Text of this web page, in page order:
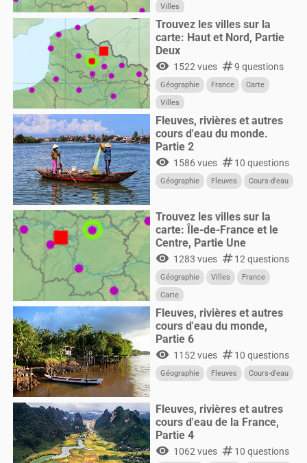
Villes
Trouvez les villes sur la
carte: Haut et Nord, Partie
Deux
visibility 1522 vues numbers9 questions
Géographie France
Carte
Villes
Fleuves, rivières et autres
cours d'eau du monde.
Partie 2
visibility 1586 vues numbers10 questions
Géographie Fleuves Cours-d'eau
Trouvez les villes sur la
carte: Île-de-France et le
Centre, Partie Une
visibility 1283 vues numbers12 questions
Géographie Villes
France
Carte
Fleuves, rivières et autres
cours d'eau du monde,
Partie 6
visibility 1152 vues numbers10 questions
Géographie Fleuves Cours-d'eau
Fleuves, rivières et autres
cours d'eau de la France,
Partie 4
visibility 1062 vues numbers10 questions